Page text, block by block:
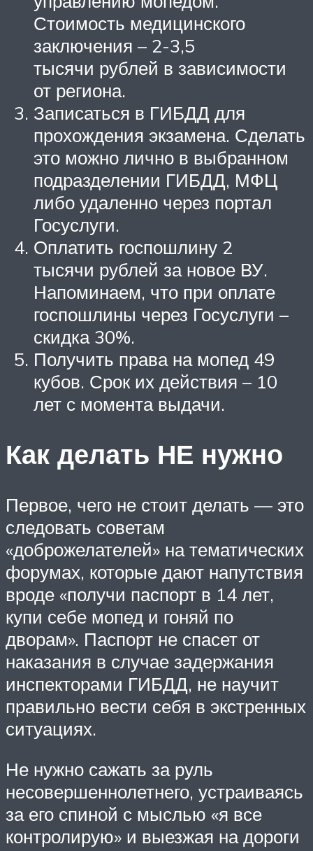
Стоимость медицинского
заключения – 2-3,5
тысячи рублей в зависимости
от региона.
Записаться в ГИБДД для
прохождения экзамена. Сделать
это можно лично в выбранном
подразделении ГИБДД, МФЦ
либо удаленно через портал
Госуслуги.
Оплатить госпошлину 2
тысячи рублей за новое ВУ.
Напоминаем, что при оплате
госпошлины через Госуслуги –
скидка 30%.
Получить права на мопед 49
кубов. Срок их действия – 10
лет с момента выдачи.
Как делать НЕ нужно
Первое, чего не стоит делать — это
следовать советам
«доброжелателей» на тематических
форумах, которые дают напутствия
вроде «получи паспорт в 14 лет,
купи себе мопед и гоняй по
дворам». Паспорт не спасет от
наказания в случае задержания
инспекторами ГИБДД, не научит
правильно вести себя в экстренных
ситуациях.
Не нужно сажать за руль
несовершеннолетнего, устраиваясь
за его спиной с мыслью «я все
контролирую» и выезжая на дороги